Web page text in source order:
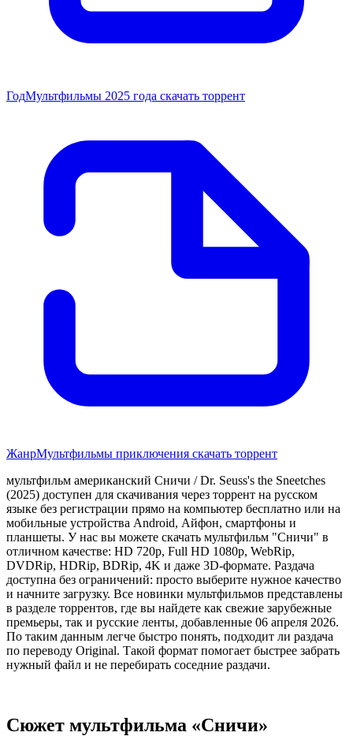
ГодМультфильмы 2025 года скачать торрент
ЖанрМультфильмы приключения скачать торрент
мультфильм американский Сничи / Dr. Seuss's the Sneetches
(2025) доступен для скачивания через торрент на русском
языке без регистрации прямо на компьютер бесплатно или на
мобильные устройства Android, Айфон, смартфоны и
планшеты. У нас вы можете скачать мультфильм "Сничи" в
отличном качестве: HD 720p, Full HD 1080p, WebRip,
DVDRip, HDRip, BDRip, 4K и даже 3D-формате. Раздача
доступна без ограничений: просто выберите нужное качество
и начните загрузку. Все новинки мультфильмов представлены
в разделе торрентов, где вы найдете как свежие зарубежные
премьеры, так и русские ленты, добавленные 06 апреля 2026.
По таким данным легче быстро понять, подходит ли раздача
по переводу Original. Такой формат помогает быстрее забрать
нужный файл и не перебирать соседние раздачи.
Сюжет мультфильма «Сничи»